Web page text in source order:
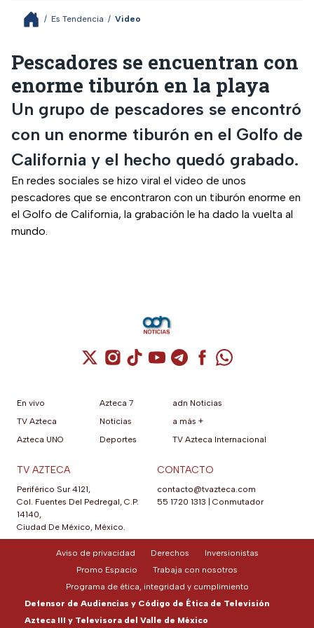
/ Es Tendencia / Video
Pescadores se encuentran con
enorme tiburón en la playa
Un grupo de pescadores se encontró
con un enorme tiburón en el Golfo de
California y el hecho quedó grabado.
En redes sociales se hizo viral el video de unos
pescadores que se encontraron con un tiburón enorme en
el Golfo de California, la grabación le ha dado la vuelta al
mundo.
Cuenta de X / Twitter (se abre en una
Cuenta de Instagram (se abre en una
Cuenta de TikTok (se abre en
Cuenta de YouTube (se abre
Cuenta de Telegram (se
Cuenta de
Cuenta de
En vivo
TV Azteca
Azteca UNO
Azteca 7
Noticias
Deportes
adn Noticias
a más +
TV Azteca Internacional
TV AZTECA
Periférico Sur 4121,
Col. Fuentes Del Pedregal, C.P.
14140,
Ciudad De México, México.
CONTACTO
contacto@tvazteca.com
55 1720 1313 | Conmutador
Aviso de privacidad Derechos
Inversionistas
Promo Espacio
Trabaja con nosotros
Programa de ética, integridad y cumplimiento
Defensor de Audiencias y Código de Ética de Televisión
Azteca III y Televisora del Valle de México